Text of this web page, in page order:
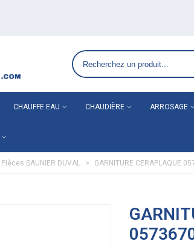
CHAUFFE EAU CHAUDIÈRE ARROSAGE
Pièces SAUNIER DUVAL > GARNITURE CERAPLAQUE